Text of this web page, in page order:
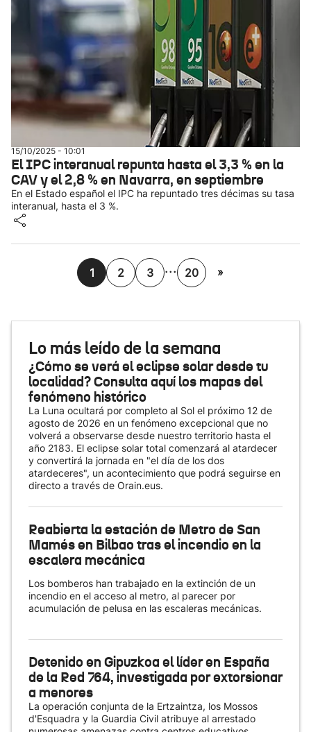
15/10/2025 - 10:01
El IPC interanual repunta hasta el 3,3 % en la
CAV y el 2,8 % en Navarra, en septiembre
En el Estado español el IPC ha repuntado tres décimas su tasa
interanual, hasta el 3 %.
1 2 3 ... 20 »
Lo más leído de la semana
¿Cómo se verá el eclipse solar desde tu
localidad? Consulta aquí los mapas del
fenómeno histórico
La Luna ocultará por completo al Sol el próximo 12 de
agosto de 2026 en un fenómeno excepcional que no
volverá a observarse desde nuestro territorio hasta el
año 2183. El eclipse solar total comenzará al atardecer
y convertirá la jornada en "el día de los dos
atardeceres", un acontecimiento que podrá seguirse en
directo a través de Orain.eus.
Reabierta la estación de Metro de San
Mamés en Bilbao tras el incendio en la
escalera mecánica
Los bomberos han trabajado en la extinción de un
incendio en el acceso al metro, al parecer por
acumulación de pelusa en las escaleras mecánicas.
Detenido en Gipuzkoa el líder en España
de la Red 764, investigada por extorsionar
a menores
La operación conjunta de la Ertzaintza, los Mossos
d'Esquadra y la Guardia Civil atribuye al arrestado